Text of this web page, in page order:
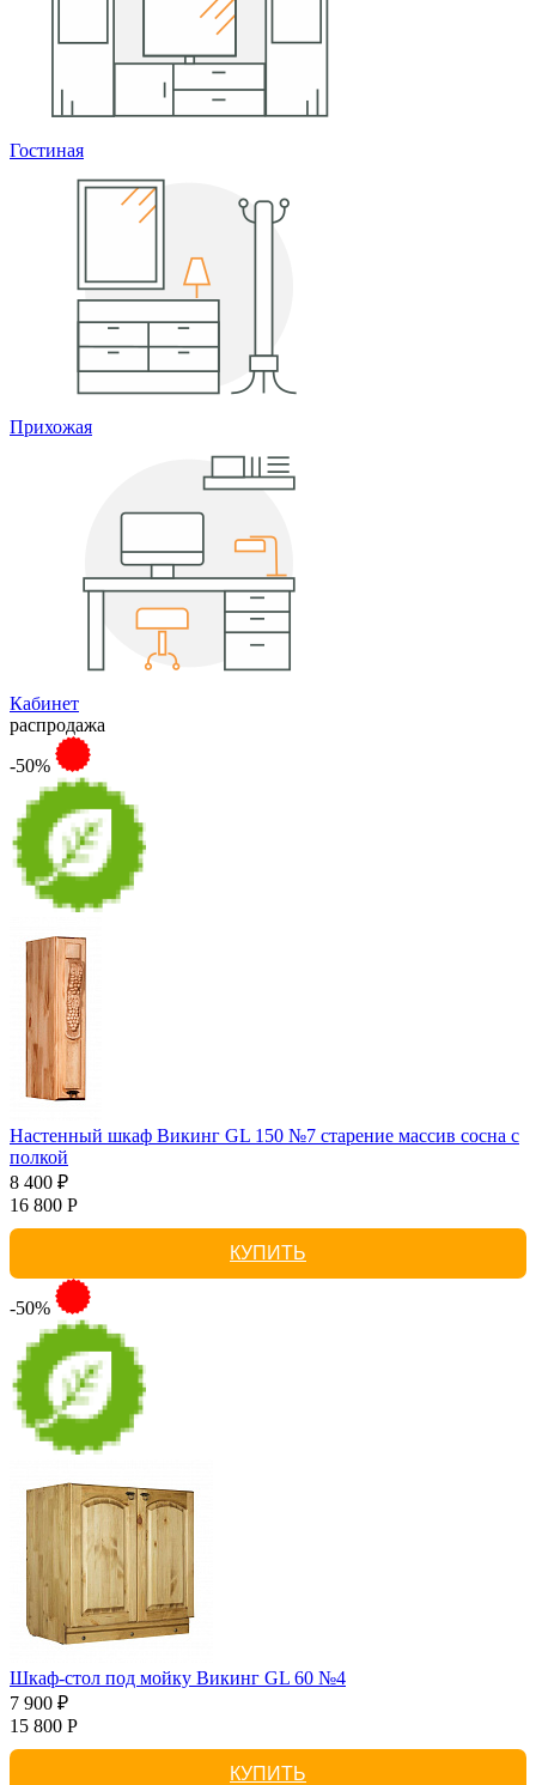
Гостиная
Прихожая
Кабинет
распродажа
-50%
Настенный шкаф Викинг GL 150 №7 старение массив сосна с
полкой
8 400 ₽
16 800 Р
КУПИТЬ
-50%
Шкаф-стол под мойку Викинг GL 60 №4
7 900 ₽
15 800 Р
КУПИТЬ